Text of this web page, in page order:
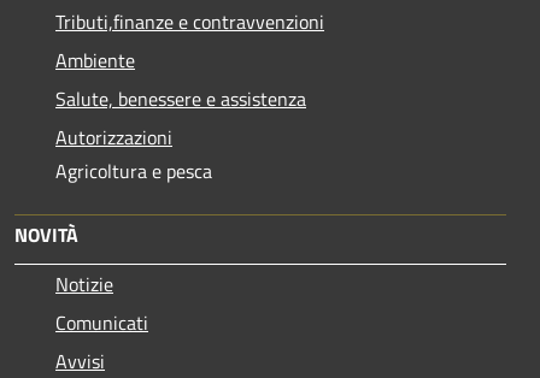
Tributi,finanze e contravvenzioni
Ambiente
Salute, benessere e assistenza
Autorizzazioni
Agricoltura e pesca
NOVITÀ
Notizie
Comunicati
Avvisi